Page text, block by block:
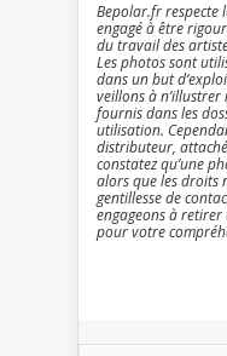
Bepolar.fr respecte
engagé à être
du travail des
Les photos sont
dans un but
veillons à n’illustrer
fournis dans les
utilisation.
distributeur,
constatez qu’une
alors que les droits
gentillesse de
engageons à
pour votre